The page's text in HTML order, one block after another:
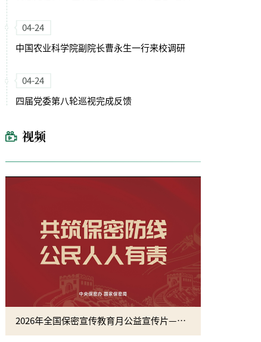
04-24
中国农业科学院副院长曹永生一行来校调研
04-24
四届党委第八轮巡视完成反馈
视频
2026年全国保密宣传教育月公益宣传片—方寸之间